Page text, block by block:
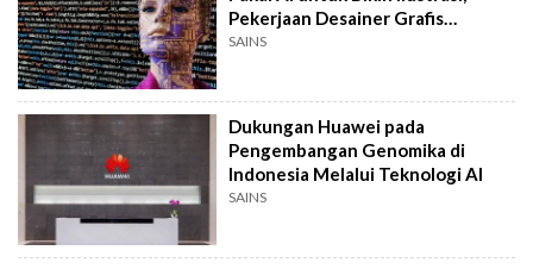
Pekerjaan Desainer Grafis
Terancam?
SAINS
Dukungan Huawei pada
Pengembangan Genomika di
Indonesia Melalui Teknologi AI
SAINS